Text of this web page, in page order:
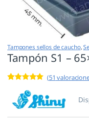
Tampones sellos de caucho,
Tampón S1 –
de 5 en
base a
valoracione
(51